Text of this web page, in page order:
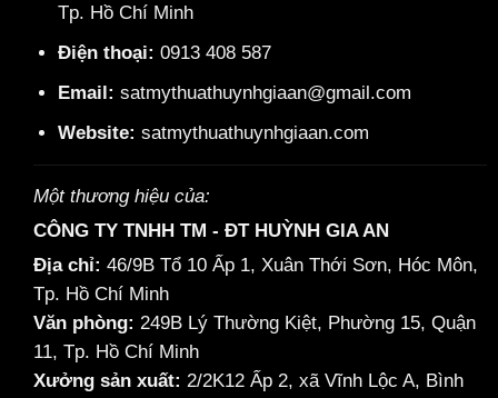
Tp. Hồ Chí Minh
Điện thoại: 0913 408 587
Email: satmythuathuynhgiaan@gmail.com
Website: satmythuathuynhgiaan.com
Một thương hiệu của:
CÔNG TY TNHH TM - ĐT HUỲNH GIA AN
Địa chỉ: 46/9B Tổ 10 Ấp 1, Xuân Thới Sơn, Hóc Môn,
Tp. Hồ Chí Minh
Văn phòng: 249B Lý Thường Kiệt, Phường 15, Quận
11, Tp. Hồ Chí Minh
Xưởng sản xuất: 2/2K12 Ấp 2, xã Vĩnh Lộc A, Bình